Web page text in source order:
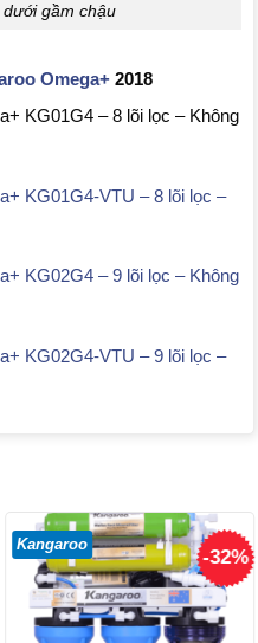
gầm chậu
Omega+2018
KG01G4 – 8 lõi lọc – Không
KG01G4-VTU – 8 lõi lọc –
KG02G4 – 9 lõi lọc – Không
KG02G4-VTU – 9 lõi lọc –
-32%
Kangaroo